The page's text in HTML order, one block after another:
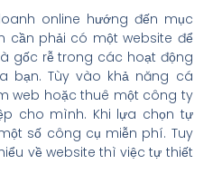
online hướng đến mục
cần phải có một website để
gốc rễ trong các hoạt động
bạn. Tùy vào khả năng cá
web hoặc thuê một công ty
cho mình. Khi lựa chọn tự
số công cụ miễn phí. Tuy
về website thì việc tự thiết